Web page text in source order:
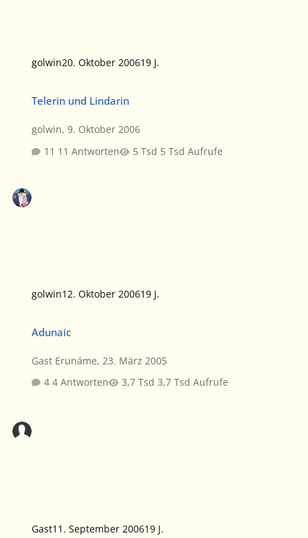
golwin20. Oktober 200619 J.
Telerin und Lindarin
golwin,9. Oktober 2006
11 Antworten
5 Tsd Aufrufe
golwin12. Oktober 200619 J.
Adunaic
Gast Erunáme,23. März 2005
4 Antworten
3,7 Tsd Aufrufe
Gast11. September 200619 J.